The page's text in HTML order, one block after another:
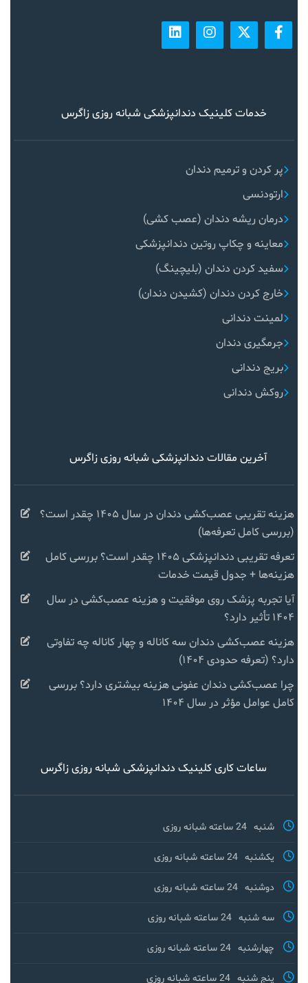
خدمات کلینیک دندانپزشکی شبانه روزی زاگرس
پر کردن و ترمیم دندان
ارتودنسی
درمان ریشه دندان (عصب کشی)
معاینه و چکاپ روتین دندانپزشکی
سفید کردن دندان (بلیچینگ)
خارج کردن دندان (کشیدن دندان)
لمینت دندانی
جرمگیری دندان
بریج دندانی
روکش دندانی
آخرین مقالات دندانپزشکی شبانه روزی زاگرس
هزینه تقریبی عصب‌کشی دندان در سال ۱۴۰۵ چقدر است؟
(بررسی کامل تعرفه‌ها)
تعرفه تقریبی دندانپزشکی ۱۴۰۵ چقدر است؟ بررسی کامل
هزینه‌ها + جدول قیمت خدمات
آیا تجربه پزشک روی موفقیت و هزینه عصب‌کشی در سال
۱۴۰۴ تأثیر دارد؟
هزینه عصب‌کشی دندان سه کاناله و چهار کاناله چه تفاوتی
دارد؟ (تعرفه حدودی ۱۴۰۴)
چرا عصب‌کشی دندان عفونی هزینه بیشتری دارد؟ بررسی
کامل عوامل مؤثر در سال ۱۴۰۴
ساعات کاری کلینیک دندانپزشکی شبانه روزی زاگرس
شنبه 24 ساعته شبانه روزی
یکشنبه 24 ساعته شبانه روزی
دوشنبه 24 ساعته شبانه روزی
سه شنبه 24 ساعته شبانه روزی
چهارشنبه 24 ساعته شبانه روزی
پنج شنبه 24 ساعته شبانه روزی